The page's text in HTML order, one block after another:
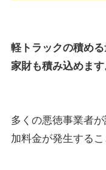
軽トラックの積め
家財も積み込めます
多くの悪徳事業者
加料金が発生するこ